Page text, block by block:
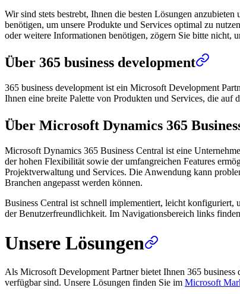
Wir sind stets bestrebt, Ihnen die besten Lösungen
benötigen, um unsere Produkte und Services optimal zu
oder weitere Informationen benötigen, zögern Sie bitte nicht,
Über 365 business development
365 business development ist ein Microsoft Development
Ihnen eine breite Palette von Produkten und Services, die auf
Über Microsoft Dynamics 365
Microsoft Dynamics 365 Business Central ist eine
der hohen Flexibilität sowie der umfangreichen Features
Projektverwaltung und Services. Die Anwendung kann
Branchen angepasst werden können.
Business Central ist schnell implementiert, leicht
der Benutzerfreundlichkeit. Im Navigationsbereich links
Unsere Lösungen
Als Microsoft Development Partner bietet Ihnen 365
verfügbar sind. Unsere Lösungen finden Sie im Microsoft